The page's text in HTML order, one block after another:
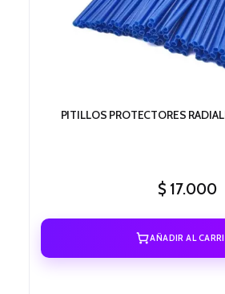
PITILLOS PROTECTORES
$ 17.000
AÑADIR AL